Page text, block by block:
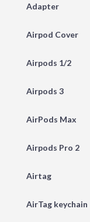
Adapter
Airpod Cover
Airpods 1/2
Airpods 3
AirPods Max
Airpods Pro 2
Airtag
AirTag keychain